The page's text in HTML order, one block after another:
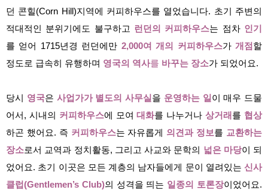
던 콘힐(Corn Hill)지역에 커피하우스를 열었습니다. 초기 주변의
적대적인 분위기에도 불구하고
런던의 커피하우스는 점차 인기
를 얻어 1715년경 런던에만 2,000여 개의 커피하우스가 개점 할
정도로 급속히 유행하며 영국의 역사를 바꾸는 장소가 되었어요.
당시 영국은 사업가가 별도의 사무실 을 운영하는 일 이 매우 드물
어서, 시내의
커피하우스에 모여대화를 나누거나상거래 를 협상
하곤 했어요. 즉 커피하우스는 자유롭게 의견과 정보를 교환하는
장소로서 교역과 정치활동, 그리고 사교와 문학의 넓은 마당이 되
었어요. 초기 이곳은 모든 계층의 남자들에게 문이 열려있는 신사
클럽(Gentlemen’s Club)의 성격을 띄는 일종의 토론장이었어요.